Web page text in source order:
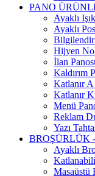
PANO
Ayaklı
Ayaklı
Hijyen
İlan
Kaldırım
Katlanır
Katlanır
Menü
Reklam
Yazı
BROŞÜRLÜK
Ayaklı
Masaüstü